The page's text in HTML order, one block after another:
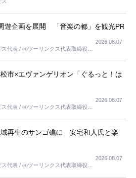
遊企画を展開 「音楽の都」を観光PR
代表 / ㈱ツーリンクス代表取締役社
2026.08.07
市×エヴァンゲリオン「ぐるっと！は
代表 / ㈱ツーリンクス代表取締役社
2026.08.07
域再生のサンゴ礁に 安宅和人氏と楽
代表 / ㈱ツーリンクス代表取締役社
2026.08.07